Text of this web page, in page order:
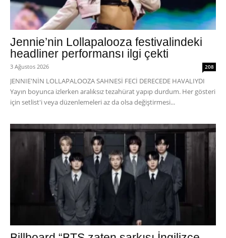
Jennie’nin Lollapalooza festivalindeki
headliner performansı ilgi çekti
3 Ağustos 2026 208
JENNIE'NİN LOLLAPALOOZA SAHNESİ FECİ DERECEDE HAVALIYDI
Yayın boyunca izlerken aralıksız tezahürat yapıp durdum. Her gösteri
için setlist'i veya düzenlemeleri az da olsa değiştirmesi...